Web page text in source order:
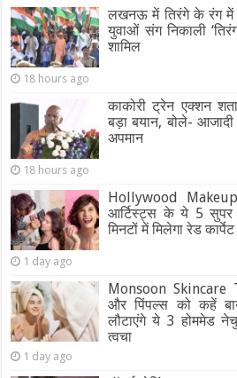
लखनऊ में तिरंगे के रंग में
युवाओं संग निकाली
शामिल
18 hours ago
काकोरी ट्रेन एक्शन
बड़ा बयान, बोले-
अपमान
18 hours ago
Hollywood
आर्टिस्ट्स के ये 5
मिनटों में मिलेगा रेड
1 day ago
Monsoon Skincare
और पिंपल्स को कहें
लौटाएंगे ये 3 होममेड
त्वचा
1 day ago